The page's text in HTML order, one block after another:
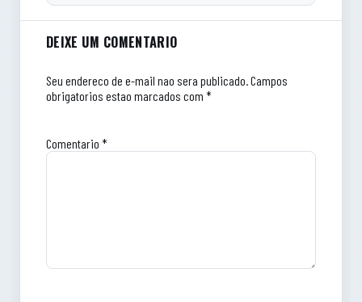
Comentarios do artigo
DEIXE UM COMENTARIO
Seu endereco de e-mail nao sera publicado.Campos
obrigatorios estao marcados com *
Comentario *